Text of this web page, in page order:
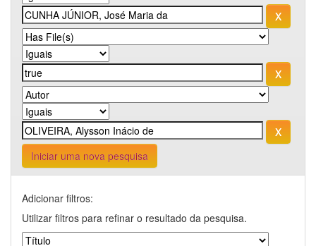
Iniciar uma nova pesquisa
Adicionar filtros:
Utilizar filtros para refinar o resultado da pesquisa.